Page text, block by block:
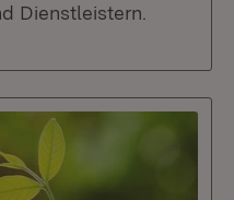
Dienstleistern.